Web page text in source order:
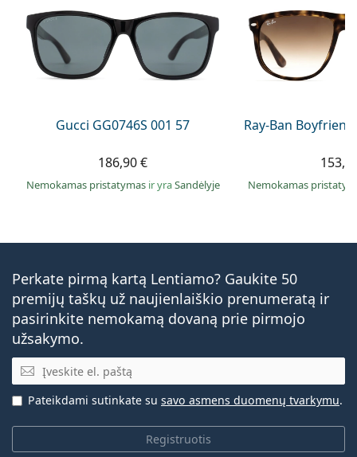
Gucci GG0746S 001 57
186,90 €
Nemokamas pristatymas ir yraSandėlyje
Ray-Ban
Nemokamas
Perkate pirmą kartą Lentiamo? Gaukite 50
premijų taškų už naujienlaiškio prenumeratą ir
pasirinkite nemokamą dovaną prie pirmojo
užsakymo.
El. pašto adresas
Registruotis
Pateikdami sutinkate su savo asmens duomenų tvarkymu.